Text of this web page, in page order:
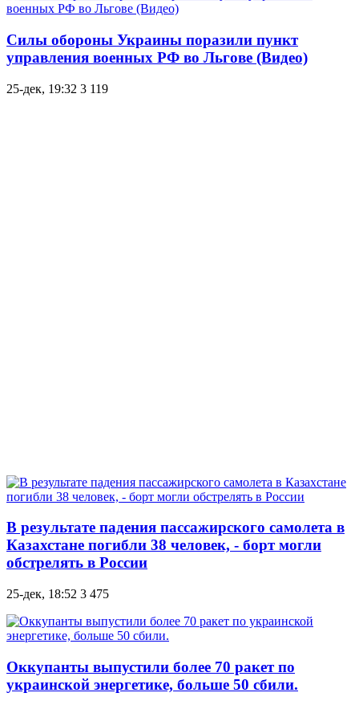
Силы обороны Украины поразили пункт
управления военных РФ во Льгове (Видео)
25-дек, 19:32 3 119
В результате падения пассажирского самолета в
Казахстане погибли 38 человек, - борт могли
обстрелять в России
25-дек, 18:52 3 475
Оккупанты выпустили более 70 ракет по
украинской энергетике, больше 50 сбили.